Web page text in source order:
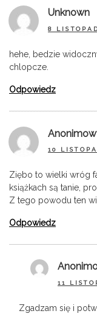
Unknown
8
hehe, bedzie
chlopcze.
Odpowiedz
10
Ziębo to wielki wróg
książkach są tanie,
Z tego powodu ten
Odpowiedz
11
Zgadzam się i